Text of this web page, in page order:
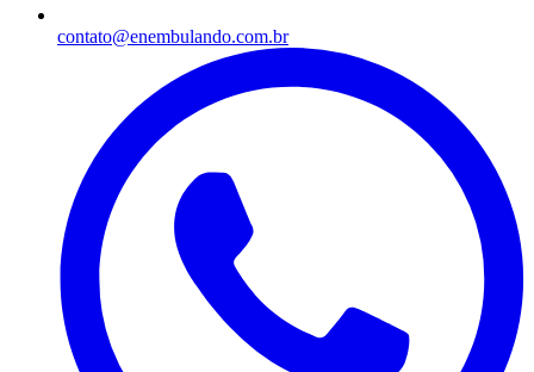
contato@enembulando.com.br